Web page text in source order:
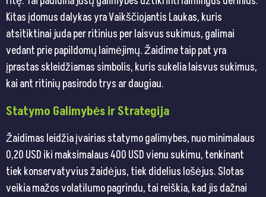
Kitas įdomus dalykas yra Vaikščiojantis Laukas, kuris
atsitiktinai juda per ritinius per laisvus sukimus, galimai
vedant prie papildomų laimėjimų. Žaidime taip pat yra
įprastas skleidžiamas simbolis, kuris sukelia laisvus sukimus,
kai ant ritinių pasirodo trys ar daugiau.
Statymo Galimybės ir Strategija
Žaidimas leidžia įvairias statymo galimybes, nuo minimalaus
0,20 USD iki maksimalaus 400 USD vienu sukimu, tenkinant
tiek konservatyvius žaidėjus, tiek didelius lošėjus. Slotas
veikia mažos volatilumo pagrindu, tai reiškia, kad jis dažnai